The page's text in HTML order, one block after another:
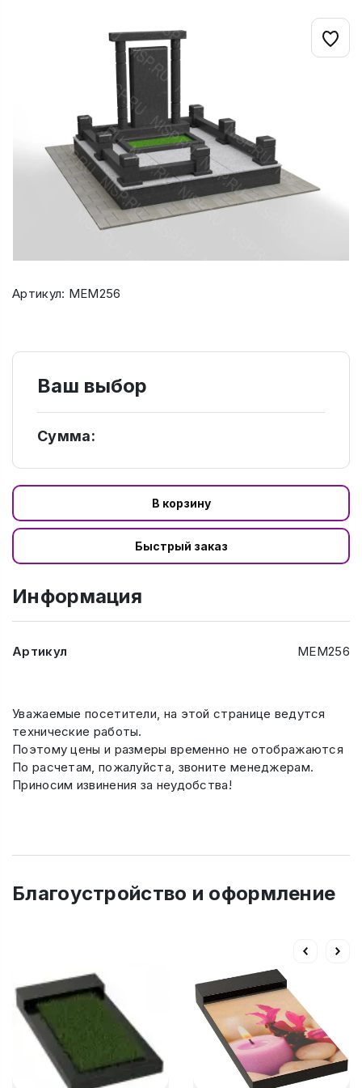
Артикул: МЕМ256
Ваш выбор
Сумма:
В корзину
Быстрый заказ
Информация
Артикул МЕМ256
Уважаемые посетители, на этой странице ведутся
технические работы.
Поэтому цены и размеры временно не отображаются
По расчетам, пожалуйста, звоните менеджерам.
Приносим извинения за неудобства!
Благоустройство и оформление